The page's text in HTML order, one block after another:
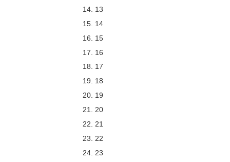
13
14
15
16
17
18
19
20
21
22
23